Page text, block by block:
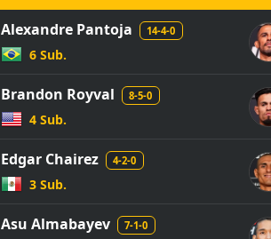
Alexandre Pantoja 14-4-0
6 Sub.
Brandon Royval 8-5-0
4 Sub.
Edgar Chairez 4-2-0
3 Sub.
Asu Almabayev 7-1-0